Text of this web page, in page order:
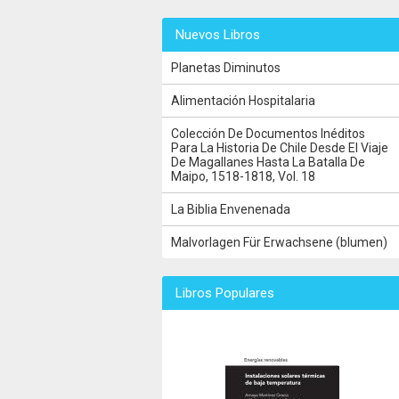
Nuevos Libros
Planetas Diminutos
Alimentación Hospitalaria
Colección De Documentos Inéditos
Para La Historia De Chile Desde El Viaje
De Magallanes Hasta La Batalla De
Maipo, 1518-1818, Vol. 18
La Biblia Envenenada
Malvorlagen Für Erwachsene (blumen)
Libros Populares